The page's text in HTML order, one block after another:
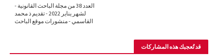
العدد 38 من مجلة الباحث القانونية -
لشهر يناير 2022 - تقديم ذ محمد
القاسمي - منشورات موقع الباحث
قد تُعجبك هذه المشاركات